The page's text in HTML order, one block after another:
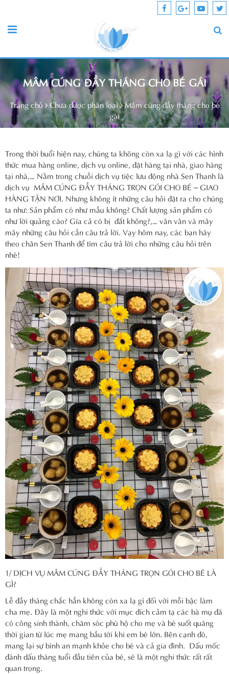
MÂM CÚNG ĐẦY THÁNG CHO BÉ GÁI
Trang chủ Chưa được phân loại Mâm cúng đầy tháng cho bé
gái
Trong thời buổi hiện nay, chúng ta không còn xa lạ gì với các hình
thức mua hàng online, dịch vụ online, đặt hàng tại nhà, giao hàng
tại nhà,… Nằm trong chuỗi dịch vụ tiệc lưu động nhà Sen Thanh là
dịch vụ MÂM CÚNG ĐẦY THÁNG TRỌN GÓI CHO BÉ – GIAO
HÀNG TẬN NƠI. Nhưng không ít những câu hỏi đặt ra cho chúng
ta như: Sản phẩm có như mẫu không? Chất lượng sản phẩm có
như lời quảng cáo? Gía cả có bị đắt không?,… vân vân và mây
mây những câu hỏi cần câu trả lời. Vạy hôm nay, các bạn hãy
theo chân Sen Thanh để tìm câu trả lời cho những câu hỏi trên
nhé!
1/ DỊCH VỤ MÂM CÚNG ĐẦY THÁNG TRỌN GÓI CHO BÉ LÀ
GÌ?
Lễ đầy tháng chắc hẳn không còn xa lạ gì đối với mỗi bậc làm
cha mẹ. Đây là một nghi thức với mục đích cảm tạ các bà mụ đã
có công sinh thành, chăm sóc phù hộ cho mẹ và bé suốt quãng
thời gian từ lúc mẹ mang bầu tới khi em bé lớn. Bên cạnh đó,
mang lại sự bình an mạnh khỏe cho bé và cả gia đình. Dấu mốc
đánh dấu tháng tuổi đầu tiên của bé, sẽ là một nghi thức rất rất
quan trọng.